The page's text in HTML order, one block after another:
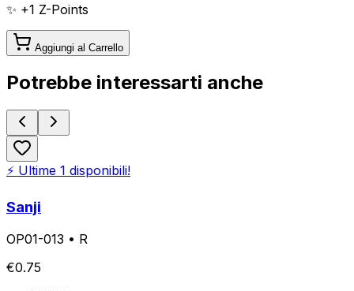
✨ +1 Z-Points
Aggiungi al Carrello
Potrebbe interessarti anche
⚡ Ultime 1 disponibili!
Sanji
OP01-013 • R
€0.75